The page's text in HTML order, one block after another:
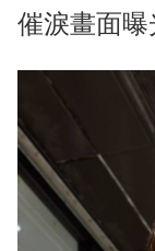
催淚畫面曝